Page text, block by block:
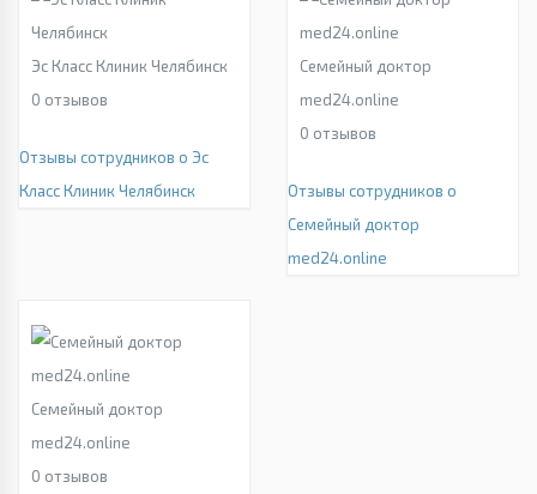
Эс Класс Клиник Челябинск
0 отзывов
Отзывы сотрудников о Эс
Класс Клиник Челябинск
Семейный доктор
med24.online
0 отзывов
Отзывы сотрудников о
Семейный доктор
med24.online
Семейный доктор
med24.online
0 отзывов